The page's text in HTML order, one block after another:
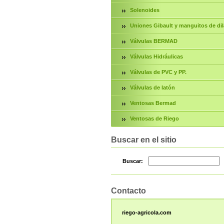
Solenoides
Uniones Gibault y manguitos de
Válvulas BERMAD
Válvulas Hidráulicas
Válvulas de PVC y PP.
Válvulas de latón
Ventosas Bermad
Ventosas de Riego
Buscar en el sitio
Buscar:
Contacto
riego-agricola.com